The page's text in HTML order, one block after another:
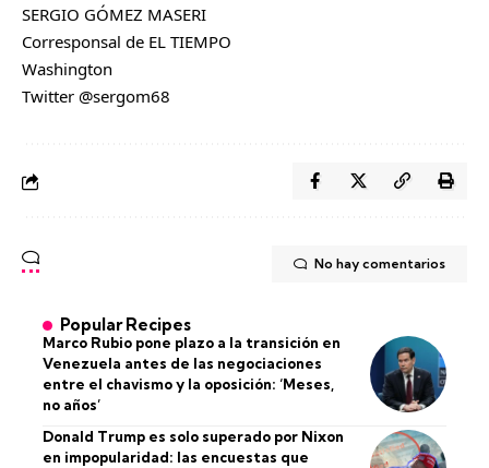
SERGIO GÓMEZ MASERI
Corresponsal de EL TIEMPO
Washington
Twitter @sergom68
No hay comentarios
Popular Recipes
Marco Rubio pone plazo a la transición en
Venezuela antes de las negociaciones
entre el chavismo y la oposición: ‘Meses,
no años’
Donald Trump es solo superado por Nixon
en impopularidad: las encuestas que